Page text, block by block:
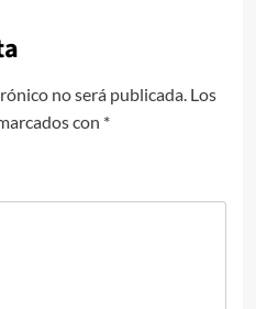
no será publicada. Los
con *